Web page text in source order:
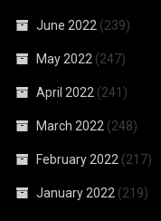
June 2022 (239)
May 2022 (247)
April 2022 (241)
March 2022 (248)
February 2022 (217)
January 2022 (219)